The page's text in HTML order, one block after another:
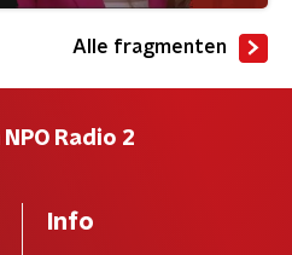
Alle fragmenten
Radio 2
Info